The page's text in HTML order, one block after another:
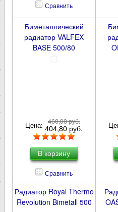
Сравнить
Биметаллический
радиатор VALFEX
BASE 500/80
Цена: 460,00 руб.
404,80 руб.
Сравнить
Радиатор Royal Thermo
Revolution Bimetall 500